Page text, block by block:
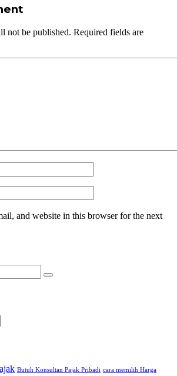
not be published. Required fields are
and website in this browser for the next
Butuh Konsultan Pajak Pribadi cara memilih Harga